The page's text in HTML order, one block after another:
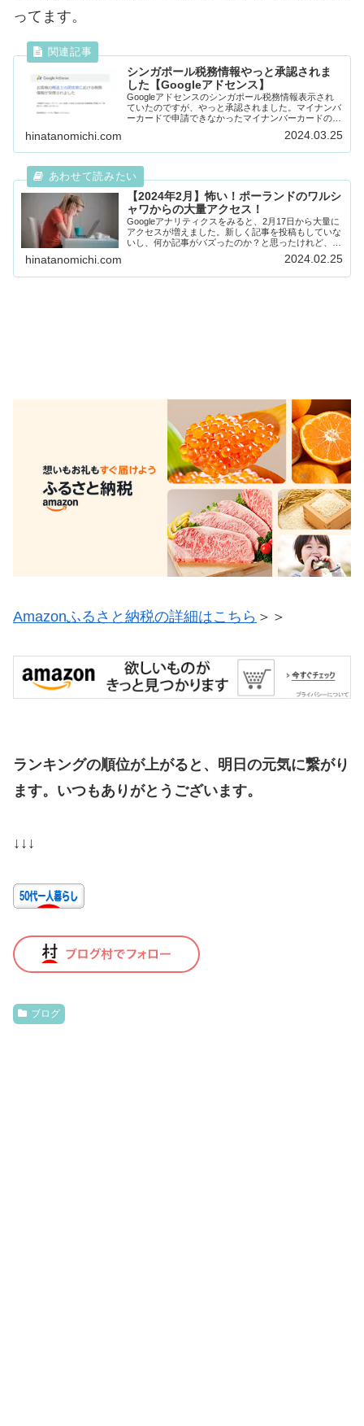
ってます。
シンガポール税務情報やっと承認されま
した【Googleアドセンス】
Googleアドセンスのシンガポール税務情報表示され
ていたのですが、やっと承認されました。マイナンバ
ーカードで申請できなかったマイナンバーカードの画
像を送っていたのですが、何度やっても承認になら
ず、税務署に居住者証明書を取りに行ってきました...
hinatanomichi.com 2024.03.25
【2024年2月】怖い！ポーランドのワルシ
ャワからの大量アクセス！
Googleアナリティクスをみると、2月17日から大量に
アクセスが増えました。新しく記事を投稿もしていな
いし、何か記事がバズったのか？と思ったけれど、よ
くよくアナリティクスを見ていると、ポーランド（ワ
ルシャワ）からのアクセスでした。なんだか...
hinatanomichi.com 2024.02.25
Amazonふるさと納税の詳細はこちら ＞＞
ランキングの順位が上がると、明日の元気に繋がり
ます。いつもありがとうございます。
↓↓↓
ブログ